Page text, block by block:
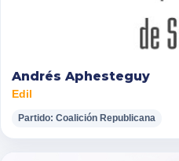
Andrés Aphesteguy
Edil
Partido: Coalición Republicana